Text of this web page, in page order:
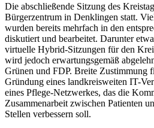
Die abschließende Sitzung des
Bürgerzentrum in Denklingen statt.
wurden bereits mehrfach in den
diskutiert und bearbeitet. Darunter
virtuelle Hybrid-Sitzungen für den
wird jedoch erwartungsgemäß
Grünen und FDP. Breite Zustimmung
Gründung eines landkreisweiten IT-
eines Pflege-Netzwerkes, das die
Zusammenarbeit zwischen Patienten
Stellen verbessern soll.